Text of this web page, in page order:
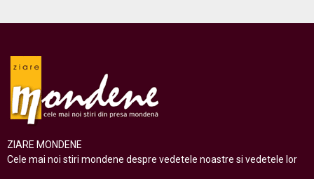
ZIARE MONDENE
Cele mai noi stiri mondene despre vedetele noastre si vedetele lor